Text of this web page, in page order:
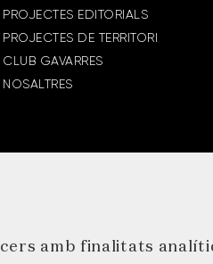
PROJECTES EDITORIALS
PROJECTES DE TERRITORI
CLUB GAVARRES
NOSALTRES
amb finalitats